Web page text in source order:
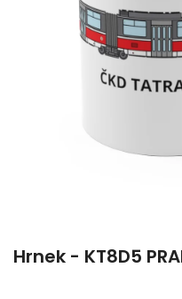
Hrnek - KT8D5